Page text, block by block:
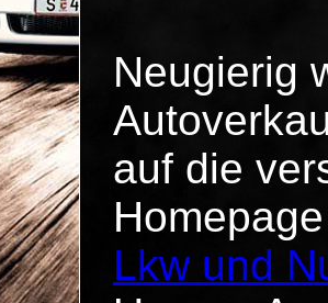
Neugierig
auf die
Lkw und